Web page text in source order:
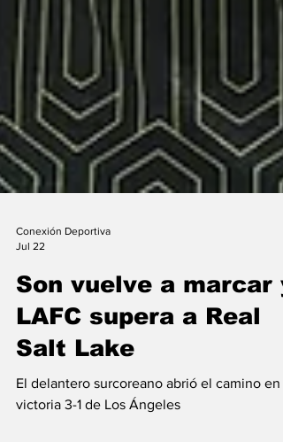
Jul 22
Son vuelve a marcar y
LAFC supera a Real
Salt Lake
El delantero surcoreano abrió el camino en